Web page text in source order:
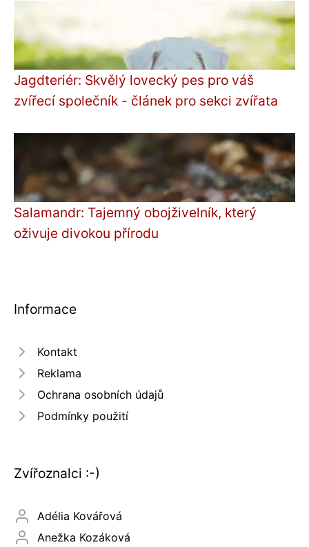
Jagdteriér: Skvělý lovecký pes pro váš
zvířecí společník - článek pro sekci zvířata
Salamandr: Tajemný obojživelník, který
oživuje divokou přírodu
Informace
Kontakt
Reklama
Ochrana osobních údajů
Podmínky použití
Zvířoznalci :-)
Adélia Kovářová
Anežka Kozáková